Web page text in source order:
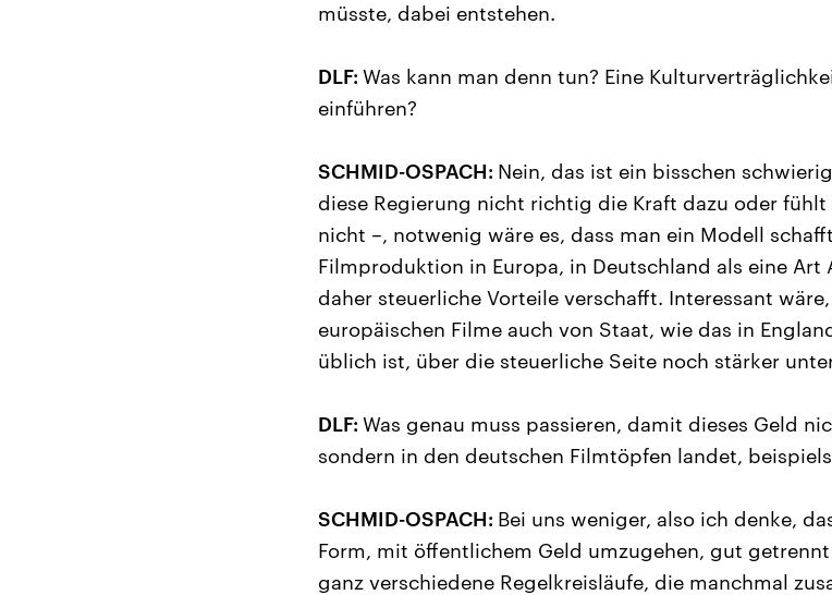
müsste, dabei entstehen.
DLF: Was kann man denn tun? Eine
einführen?
SCHMID-OSPACH: Nein, das ist ein bisschen
diese Regierung nicht richtig die Kraft dazu oder
nicht –, notwenig wäre es, dass man ein Modell
Filmproduktion in Europa, in Deutschland als eine
daher steuerliche Vorteile verschafft. Interessant
europäischen Filme auch von Staat, wie das in
üblich ist, über die steuerliche Seite noch stärker
DLF: Was genau muss passieren, damit dieses Geld
sondern in den deutschen Filmtöpfen landet,
SCHMID-OSPACH: Bei uns weniger, also ich denke,
Form, mit öffentlichem Geld umzugehen, gut
ganz verschiedene Regelkreisläufe, die manchmal